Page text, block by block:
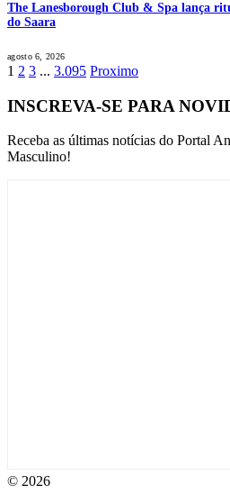
The Lanesborough Club & Spa lança
do Saara
agosto 6, 2026
1 2 3 ... 3.095 Proximo
INSCREVA-SE PARA
Receba as últimas notícias do Portal
Masculino!
© 2026